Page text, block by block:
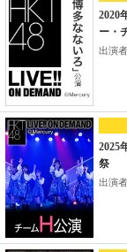
2020
ー・
出演
2025
祭
出演